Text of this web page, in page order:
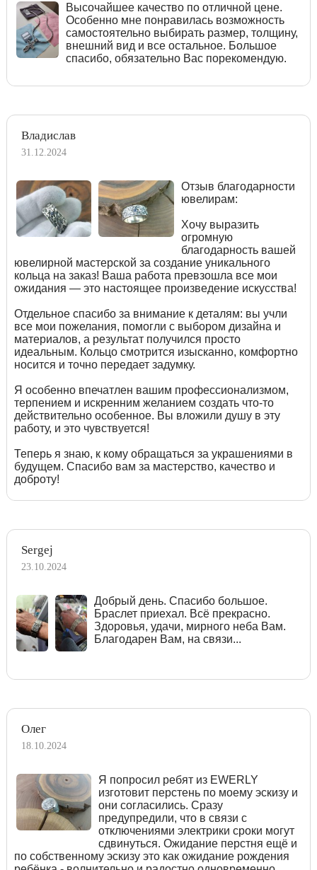
Высочайшее качество по отличной цене.
Особенно мне понравилась возможность
самостоятельно выбирать размер, толщину,
внешний вид и все остальное. Большое
спасибо, обязательно Вас порекомендую.
Владислав
31.12.2024
Отзыв благодарности
ювелирам:
Хочу выразить
огромную
благодарность вашей
ювелирной мастерской за создание уникального
кольца на заказ! Ваша работа превзошла все мои
ожидания — это настоящее произведение искусства!
Отдельное спасибо за внимание к деталям: вы учли
все мои пожелания, помогли с выбором дизайна и
материалов, а результат получился просто
идеальным. Кольцо смотрится изысканно, комфортно
носится и точно передает задумку.
Я особенно впечатлен вашим профессионализмом,
терпением и искренним желанием создать что-то
действительно особенное. Вы вложили душу в эту
работу, и это чувствуется!
Теперь я знаю, к кому обращаться за украшениями в
будущем. Спасибо вам за мастерство, качество и
доброту!
Sergej
23.10.2024
Добрый день. Спасибо большое.
Браслет приехал. Всё прекрасно.
Здоровья, удачи, мирного неба Вам.
Благодарен Вам, на связи...
Олег
18.10.2024
Я попросил ребят из EWERLY
изготовит перстень по моему эскизу и
они согласились. Сразу
предупредили, что в связи с
отключениями электрики сроки могут
сдвинуться. Ожидание перстня ещё и
по собственному эскизу это как ожидание рождения